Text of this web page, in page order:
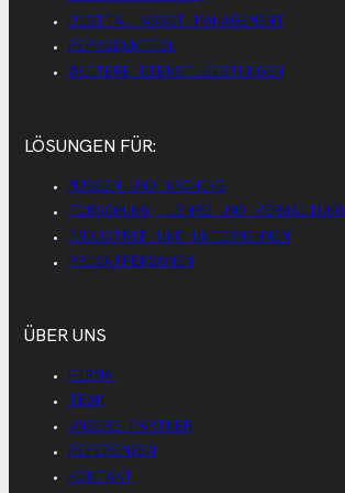
DIGITAL ASSET MANAGEMENT
REPRODUKTION
WEITERE DIENSTLEISTUNGEN
LÖSUNGEN FÜR:
MUSEEN UND ARCHIVE
FORSCHUNG, LEHRE UND VERWALTUNG
INDUSTRIE UND UNTERNEHMEN
PRIVATPERSONEN
ÜBER UNS
FIRMA
TEAM
UNSERE PARTNER
REFERENZEN
KONTAKT